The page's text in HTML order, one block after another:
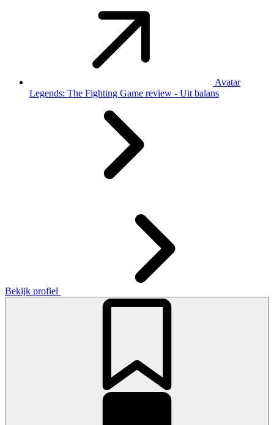
Avatar
Legends: The Fighting Game review - Uit balans
Bekijk profiel